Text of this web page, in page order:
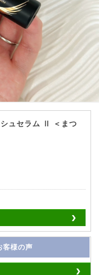
ュセラム Ⅱ ＜まつ
客様の声